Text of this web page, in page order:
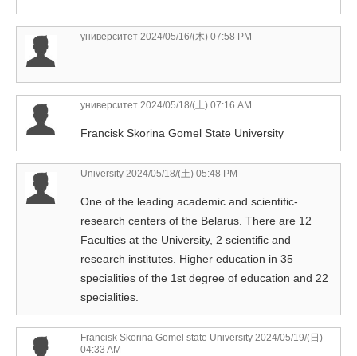
университет 2024/05/16/(木) 07:58 PM
университет 2024/05/18/(土) 07:16 AM
Francisk Skorina Gomel State University
University 2024/05/18/(土) 05:48 PM
One of the leading academic and scientific-
research centers of the Belarus. There are 12
Faculties at the University, 2 scientific and
research institutes. Higher education in 35
specialities of the 1st degree of education and 22
specialities.
Francisk Skorina Gomel state University 2024/05/19/(日)
04:33 AM